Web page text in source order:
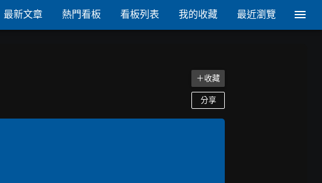
最新文章 熱門看板 看板列表 我的收藏 最近瀏覽
＋收藏
分享